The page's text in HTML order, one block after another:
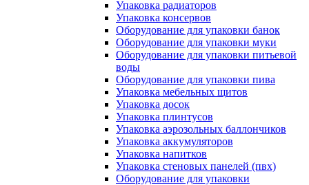
Упаковка радиаторов
Упаковка консервов
Оборудование для упаковки банок
Оборудование для упаковки муки
Оборудование для упаковки питьевой
воды
Оборудование для упаковки пива
Упаковка мебельных щитов
Упаковка досок
Упаковка плинтусов
Упаковка аэрозольных баллончиков
Упаковка аккумуляторов
Упаковка напитков
Упаковка стеновых панелей (пвх)
Оборудование для упаковки